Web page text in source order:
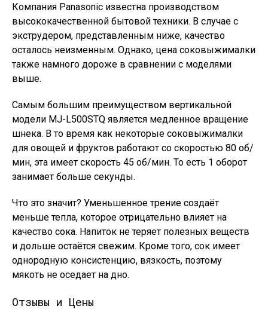
Компания Panasonic известна производством
высококачественной бытовой техники. В случае с
экструдером, представленным ниже, качество
осталось неизменным. Однако, цена соковыжималки
также намного дороже в сравнении с моделями
выше.
Самым большим преимуществом вертикальной
модели MJ-L500STQ является медленное вращение
шнека. В то время как некоторые соковыжималки
для овощей и фруктов работают со скоростью 80 об/
мин, эта имеет скорость 45 об/мин. То есть 1 оборот
занимает больше секунды.
Что это значит? Уменьшенное трение создаёт
меньше тепла, которое отрицательно влияет на
качество сока. Напиток не теряет полезных веществ
и дольше остаётся свежим. Кроме того, сок имеет
однородную консистенцию, вязкость, поэтому
мякоть не оседает на дно.
Отзывы и Цены